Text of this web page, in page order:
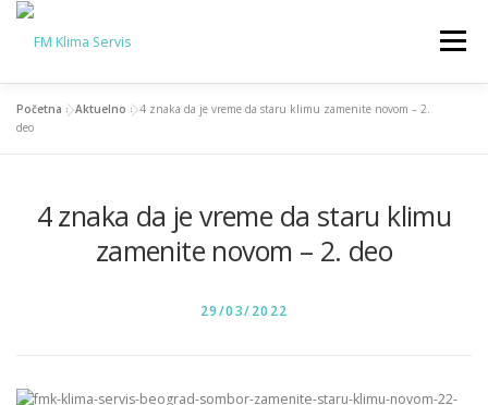
Skip
content
Menu
KONTAKT O NAMA
Početna »Aktuelno »4 znaka da je vreme da staru klimu zamenite novom – 2.
deo
4 znaka da je vreme da staru klimu
zamenite novom – 2. deo
29/03/2022